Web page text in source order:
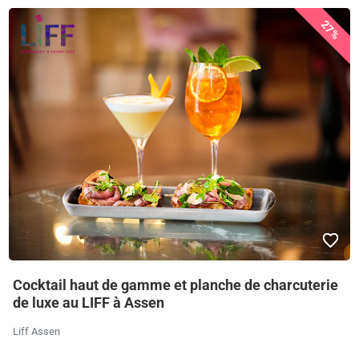
27%
Cocktail haut de gamme et planche de charcuterie
de luxe au LIFF à Assen
Liff Assen